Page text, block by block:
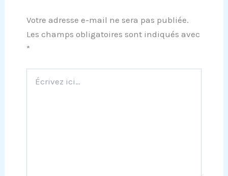
Votre adresse e-mail ne sera pas publiée.
Les champs obligatoires sont indiqués avec
*
ici…